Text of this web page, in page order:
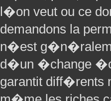
l�on veut ou ce
demandons la
n�est
d�un �change
garantit diff�rents